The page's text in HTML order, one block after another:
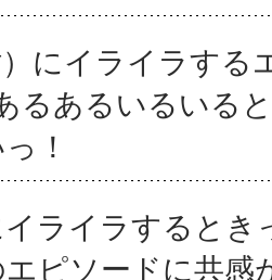
にイライラする
るあるいるいる
！
ライラするとき
ピソードに共感